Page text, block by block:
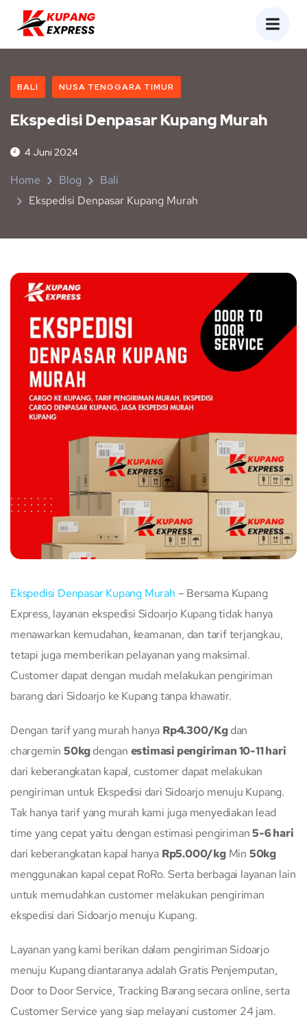
BALI NUSA TENGGARA TIMUR
Ekspedisi Denpasar Kupang Murah
4 Juni 2024
Home Blog
Bali
Ekspedisi Denpasar Kupang Murah
Ekspedisi Denpasar Kupang Murah – Bersama Kupang
Express, layanan ekspedisi Sidoarjo Kupang tidak hanya
menawarkan kemudahan, keamanan, dan tarif terjangkau,
tetapi juga memberikan pelayanan yang maksimal.
Customer dapat dengan mudah melakukan pengiriman
barang dari Sidoarjo ke Kupang tanpa khawatir.
Dengan tarif yang murah hanya Rp4.300/Kgdan
chargemin50kgdengan estimasi pengiriman 10-11 hari
dari keberangkatan kapal, customer dapat melakukan
pengiriman untuk Ekspedisi dari Sidoarjo menuju Kupang.
Tak hanya tarif yang murah kami juga menyediakan lead
time yang cepat yaitu dengan estimasi pengiriman5-6 hari
dari keberangkatan kapal hanya Rp5.000/kgMin 50kg
menggunakan kapal cepat RoRo. Serta berbagai layanan lain
untuk memudahkan customer melakukan pengiriman
ekspedisi dari Sidoarjo menuju Kupang.
Layanan yang kami berikan dalam pengiriman Sidoarjo
menuju Kupang diantaranya adalah Gratis Penjemputan,
Door to Door Service, Tracking Barang secara online, serta
Customer Service yang siap melayani customer 24 jam.